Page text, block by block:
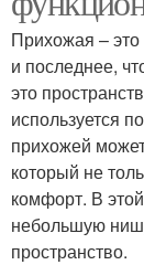
Прихожая – это
и последнее,
это
используется
прихожей
который не
комфорт. В
небольшую
пространство.